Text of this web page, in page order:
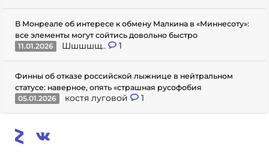
В Монреале об интересе к обмену Малкина в «Миннесоту»:
все элементы могут сойтись довольно быстро
11.01.2026
Шшшшщ.. 1
Финны об отказе российской лыжнице в нейтральном
статусе: наверное, опять «страшная русофобия
05.01.2026
костя луговой 1